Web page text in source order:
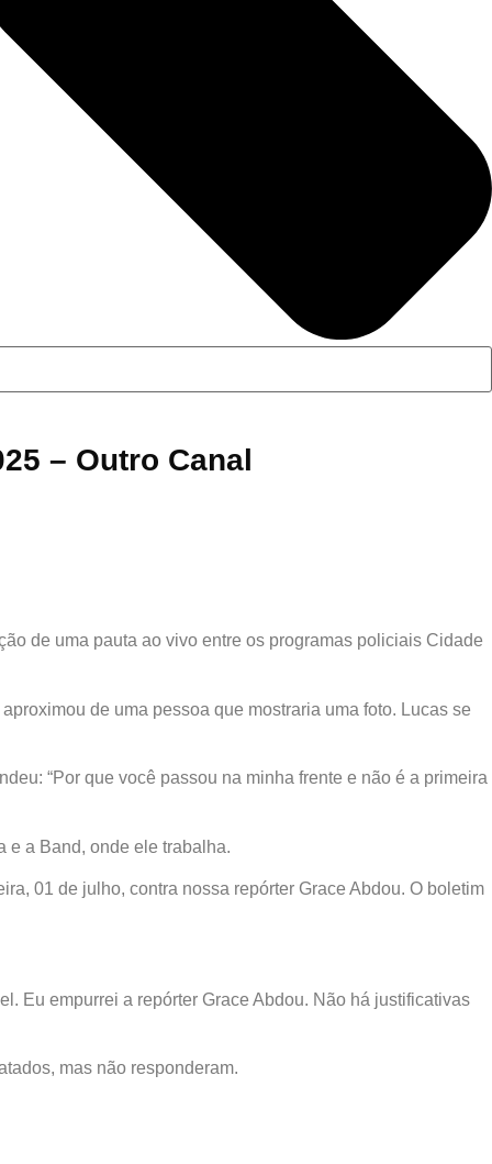
– Outro Canal
de uma pauta ao vivo entre os programas policiais Cidade
de uma pessoa que mostraria uma foto. Lucas se
“Por que você passou na minha frente e não é a primeira
e a Band, onde ele trabalha.
01 de julho, contra nossa repórter Grace Abdou. O boletim
Eu empurrei a repórter Grace Abdou. Não há justificativas
mas não responderam.